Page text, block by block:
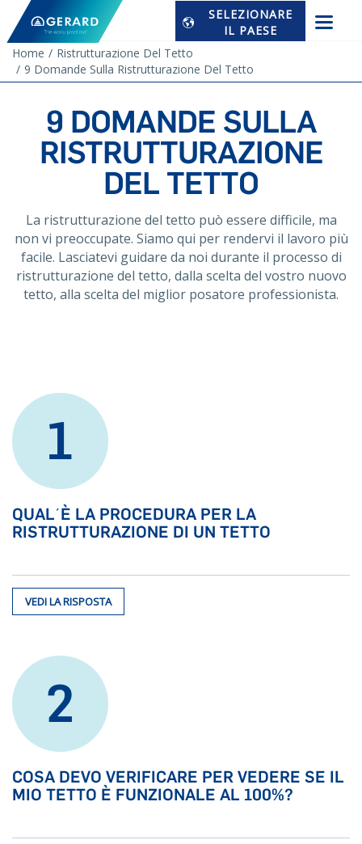
SELEZIONARE
IL PAESE
Home
Ristrutturazione Del Tetto
9 Domande Sulla Ristrutturazione Del Tetto
9 DOMANDE SULLA
RISTRUTTURAZIONE
DEL TETTO
La ristrutturazione del tetto può essere difficile, ma
non vi preoccupate. Siamo qui per rendervi il lavoro più
facile. Lasciatevi guidare da noi durante il processo di
ristrutturazione del tetto, dalla scelta del vostro nuovo
tetto, alla scelta del miglior posatore professionista.
1
QUAL΄È LA PROCEDURA PER LA
RISTRUTTURAZIONE DI UN TETTO
VEDI LA RISPOSTA
2
COSA DEVO VERIFICARE PER VEDERE SE IL
MIO TETTO È FUNZIONALE AL 100%?